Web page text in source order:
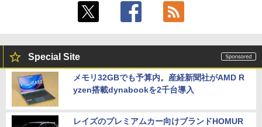
Special Site
メモリ32GBでも予算内。産経新聞社がAMD R
yzen搭載dynabookを2千台導入
レイズのプレミアムカー向けブランドHOMUR